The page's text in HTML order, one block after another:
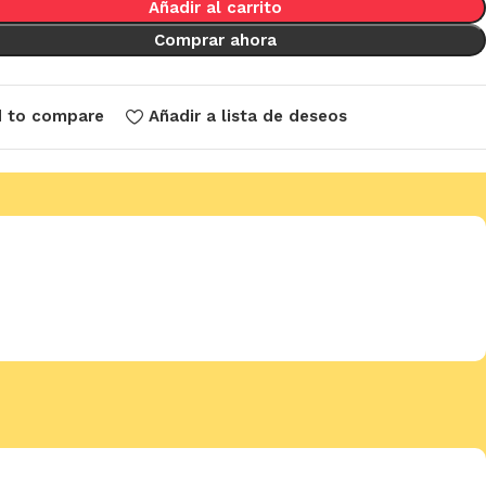
Añadir al carrito
Comprar ahora
to compare Añadir a lista de deseos